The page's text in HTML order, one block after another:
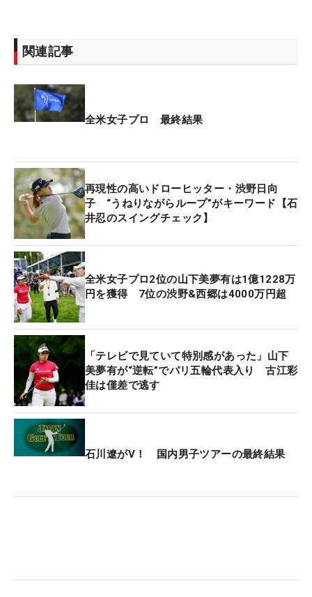
関連記事
全米女子プロ 最終結果
再現性の高いドローヒッター・渋野日向
子 “うねりながらループ”がキーワード【石
井忍のスイングチェック】
全米女子プロ2位の山下美夢有は1億1228万
円を獲得 7位の渋野&西郷は4000万円超
「テレビで見ていて特別感があった」山下
美夢有が“逆転”でパリ五輪代表入り 古江彩
佳は僅差で逃す
石川遼がV！ 国内男子ツアーの最終結果